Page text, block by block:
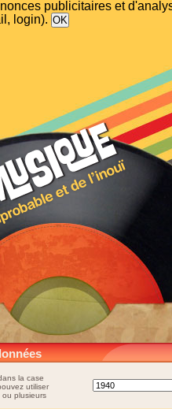
publicitaires et
login).
la case
utiliser
ou plusieurs